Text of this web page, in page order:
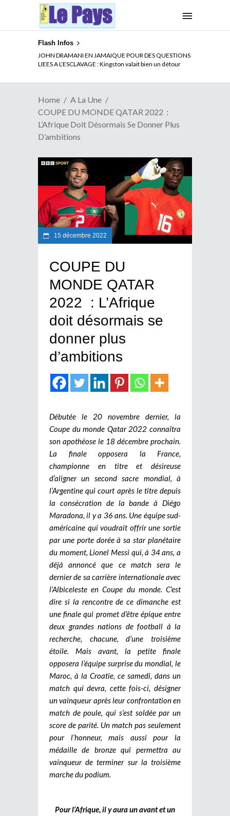
Flash Infos
ELECTION DE TALON A LA TETE DU SENAT BENINOIS :
Quand Patrice quitte le pouvoir sans partir !
Home
A La Une
COUPE DU MONDE QATAR 2022 :
L’Afrique Doit Désormais Se Donner Plus
D’ambitions
15 décembre 2022
COUPE DU
MONDE QATAR
2022 : L’Afrique
doit désormais se
donner plus
d’ambitions
Débutée le 20 novembre dernier, la
Coupe du monde Qatar 2022 connaîtra
son apothéose le 18 décembre prochain.
La finale opposera la France,
championne en titre et désireuse
d’aligner un second sacre mondial, à
l’Argentine qui court après le titre depuis
la consécration de la bande à Diégo
Maradona, il y a 36 ans. Une équipe sud-
américaine qui voudrait offrir une sortie
par une porte dorée à sa star planétaire
du moment, Lionel Messi qui, à 34 ans, a
déjà annoncé que ce match sera le
dernier de sa carrière internationale avec
l’Albiceleste en Coupe du monde. C’est
dire si la rencontre de ce dimanche est
une finale qui promet d’être épique entre
deux grandes nations de football à la
recherche, chacune, d’une troisième
étoile. Mais avant, la petite finale
opposera l’équipe surprise du mondial, le
Maroc, à la Croatie, ce samedi, dans un
match qui devra, cette fois-ci, désigner
un vainqueur après leur confrontation en
match de poule, qui s’est soldée par un
score de parité. Un match pas seulement
pour l’honneur, mais aussi pour la
médaille de bronze qui permettra au
vainqueur de terminer sur la troisième
marche du podium.
Pour l’Afrique, il y aura un avant et un